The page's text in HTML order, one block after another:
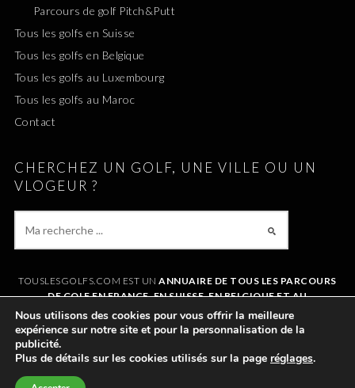
Parcours de golf Pitch&Putt
Tous les golfs en Suisse
Tous les golfs en Belgique
Tous les golfs au Luxembourg
Tous les golfs au Maroc
Contact
CHERCHEZ UN GOLF, UNE VILLE OU UN
VLOGEUR ?
TOUSLESGOLFS.COM EST UNANNUAIRE DE TOUS LES PARCOURS
DE GOLF EN FRANCE, EN SUISSE, EN BELGIQUE ET AU
LUXEMBOURG
. IL VOUS PERMET DE TROUVER UN GOLF AUTOUR DE
CHEZVOUS OU LORS DE VOS VACANCES. LE SITE RÉFÉRENCE
ÉGALEMENT
POPULAIRES
Nous utilisons des cookies pour vous offrir la meilleure
expérience sur notre site et pour la personnalisation de la
publicité.
Plus de détails sur les cookies utilisés sur la page réglages.